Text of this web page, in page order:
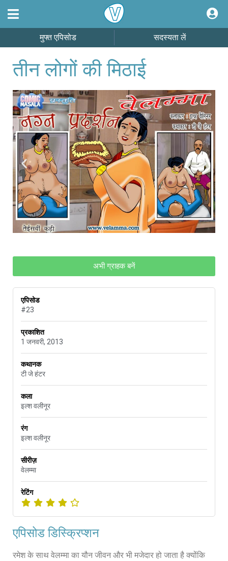
मुफ्त एपिसोड सदस्यता लें
तीन लोगों की मिठाई
अभी ग्राहक बनें
एपिसोड
#23
प्रकाशित
1 जनवरी, 2013
कथानक
टी जे हंटर
कला
इल्श वलीनूर
रंग
इल्श वलीनूर
सीरीज़
वेलम्मा
रेटिंग
एपिसोड डिस्क्रिप्शन
रमेश के साथ वेलम्मा का यौन जीवन और भी मजेदार हो जाता है क्योंकि